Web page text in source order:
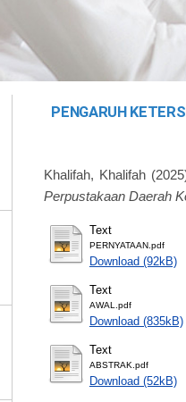
PENGARUH
Khalifah, Khalifah
Perpustakaan Daerah
Text
PERNYATAAN.pdf
Download (92kB)
Text
AWAL.pdf
Download (835kB)
Text
ABSTRAK.pdf
Download (52kB)